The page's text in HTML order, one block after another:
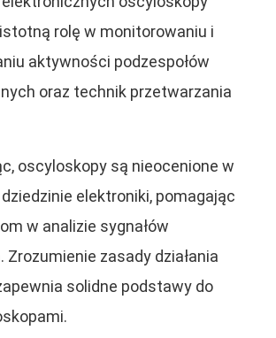
rolę w monitorowaniu i
aktywności podzespołów
oraz technik przetwarzania
oscyloskopy są nieocenione w
elektroniki, pomagając
w analizie sygnałów
Zrozumienie zasady działania
solidne podstawy do